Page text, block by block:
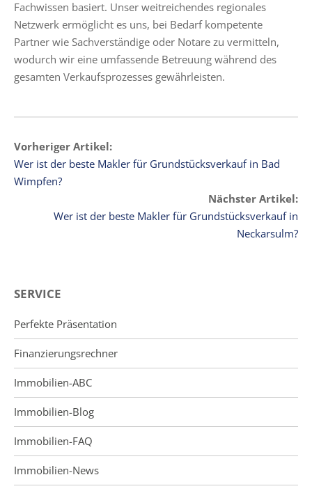
Fachwissen basiert. Unser weitreichendes regionales
Netzwerk ermöglicht es uns, bei Bedarf kompetente
Partner wie Sachverständige oder Notare zu vermitteln,
wodurch wir eine umfassende Betreuung während des
gesamten Verkaufsprozesses gewährleisten.
Vorheriger Artikel:
Wer ist der beste Makler für Grundstücksverkauf in Bad
Wimpfen?
Nächster Artikel:
Wer ist der beste Makler für Grundstücksverkauf in
Neckarsulm?
SERVICE
Perfekte Präsentation
Finanzierungsrechner
Immobilien-ABC
Immobilien-Blog
Immobilien-FAQ
Immobilien-News